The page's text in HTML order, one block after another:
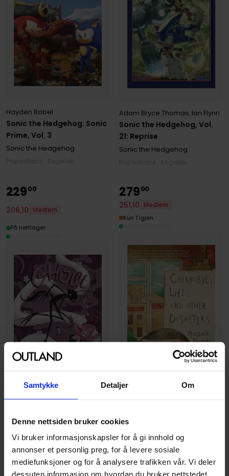
Samtykke Detaljer Om
Denne nettsiden bruker cookies
Vi bruker informasjonskapsler for å gi innhold og
annonser et personlig preg, for å levere sosiale
mediefunksjoner og for å analysere trafikken vår. Vi deler
dessuten informasjon om hvordan du bruker nettstedet
Sonic the Hedgehog: Sonic
Prime, Vol. 3
Hayden Robel
Sonic the Hedgehog
Sonic the Hedgehog, Vol.
21: Reprise
Adam Bryce Thomas, Ian Flynn
Sonic the Hedgehog
Ghoul
22900
206,10 Medlem
På nettlager
Disasters: A Graphic
Childhood, Nuclear
Disaster Survival, Jewish
Identity and Family Life for
Chernobyl
Hardcover · Engelsk
27900
251,10
Medlem
Kun 1 igjen